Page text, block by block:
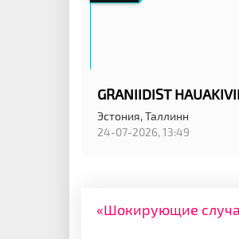
Эстония,Таллинн
24-07-2026, 13:49
«Шокирующие